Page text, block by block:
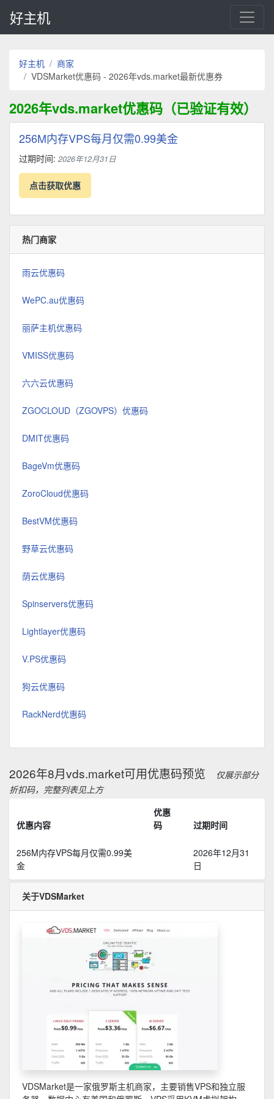
好主机
好主机
商家
VDSMarket优惠码 - 2026年vds.market最新优惠券
2026年vds.market优惠码（已验证有效）
256M内存VPS每月仅需0.99美金
过期时间: 2026年12月31日
点击获取优惠
热门商家
雨云优惠码
WePC.au优惠码
丽萨主机优惠码
VMISS优惠码
六六云优惠码
ZGOCLOUD（ZGOVPS）优惠码
DMIT优惠码
BageVm优惠码
ZoroCloud优惠码
BestVM优惠码
野草云优惠码
荫云优惠码
Spinservers优惠码
Lightlayer优惠码
V.PS优惠码
狗云优惠码
RackNerd优惠码
2026年8月vds.market可用优惠码预览
仅展示部分
折扣码，完整列表见上方
优惠内容
优惠
码
过期时间
256M内存VPS每月仅需0.99美
金
2026年12月31
日
关于VDSMarket
VDSMarket是一家俄罗斯主机商家，主要销售VPS和独立服